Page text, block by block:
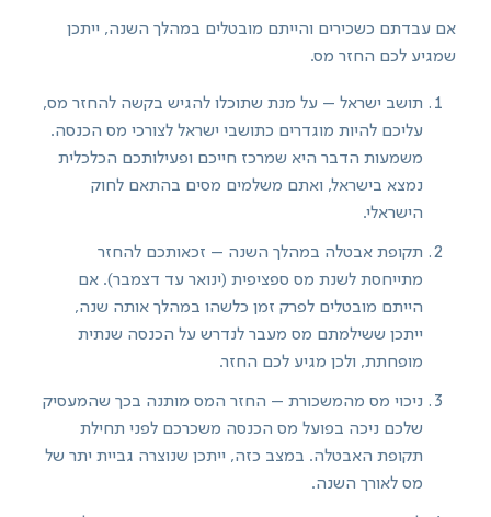
אם עבדתם כשכירים והייתם מובטלים במהלך השנה, ייתכן
שמגיע לכם החזר מס.
תושב ישראל – על מנת שתוכלו להגיש בקשה להחזר מס,
עליכם להיות מוגדרים כתושבי ישראל לצורכי מס הכנסה.
משמעות הדבר היא שמרכז חייכם ופעילותכם הכלכלית
נמצא בישראל, ואתם משלמים מסים בהתאם לחוק
הישראלי.
תקופת אבטלה במהלך השנה – זכאותכם להחזר
מתייחסת לשנת מס ספציפית (ינואר עד דצמבר). אם
הייתם מובטלים לפרק זמן כלשהו במהלך אותה שנה,
ייתכן ששילמתם מס מעבר לנדרש על הכנסה שנתית
מופחתת, ולכן מגיע לכם החזר.
ניכוי מס מהמשכורת – החזר המס מותנה בכך שהמעסיק
שלכם ניכה בפועל מס הכנסה משכרכם לפני תחילת
תקופת האבטלה. במצב כזה, ייתכן שנוצרה גביית יתר של
מס לאורך השנה.